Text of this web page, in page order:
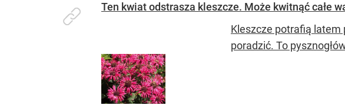
Ten kwiat odstrasza kleszcze. Może kwitnąć całe
Kleszcze potrafią latem
poradzić. To